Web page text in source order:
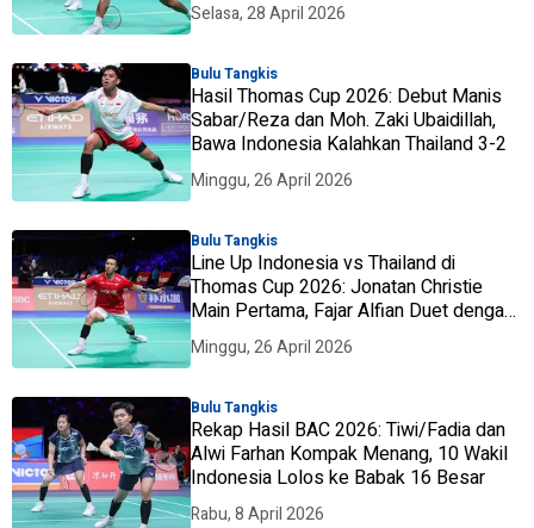
Selasa, 28 April 2026
Bulu Tangkis
Hasil Thomas Cup 2026: Debut Manis
Sabar/Reza dan Moh. Zaki Ubaidillah,
Bawa Indonesia Kalahkan Thailand 3-2
Minggu, 26 April 2026
Bulu Tangkis
Line Up Indonesia vs Thailand di
Thomas Cup 2026: Jonatan Christie
Main Pertama, Fajar Alfian Duet dengan
Nikolaus Joaquin
Minggu, 26 April 2026
Bulu Tangkis
Rekap Hasil BAC 2026: Tiwi/Fadia dan
Alwi Farhan Kompak Menang, 10 Wakil
Indonesia Lolos ke Babak 16 Besar
Rabu, 8 April 2026